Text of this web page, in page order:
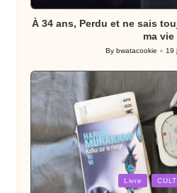
À 34 ans, Perdu et ne sais
ma vie
Posted
By bwatacookie 19
Posted
Livre